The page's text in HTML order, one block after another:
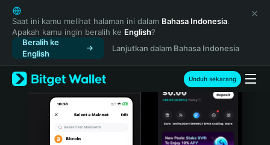
English
日本語
Tiếng Việt
Русский
Español (Latinoamérica)
Türkçe
Italiano
Saat ini kamu melihat halaman ini dalam Bahasa Indonesia.
Apakah kamu ingin beralih ke English?
Beralih ke
English
Lanjutkan dalam Bahasa Indonesia
Unduh sekarang